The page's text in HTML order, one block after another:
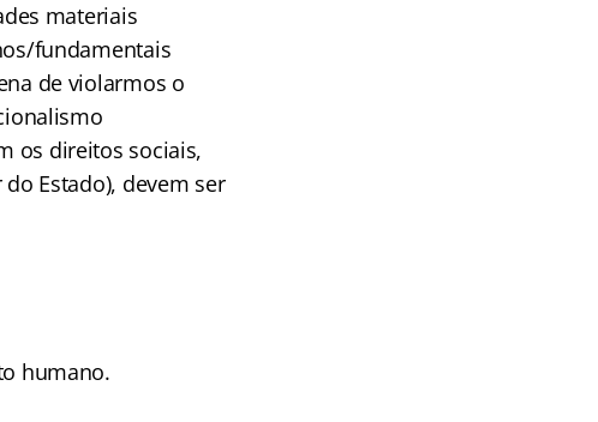
materiais
fundamentais
de violarmos o
os direitos sociais,
Estado), devem ser
humano.